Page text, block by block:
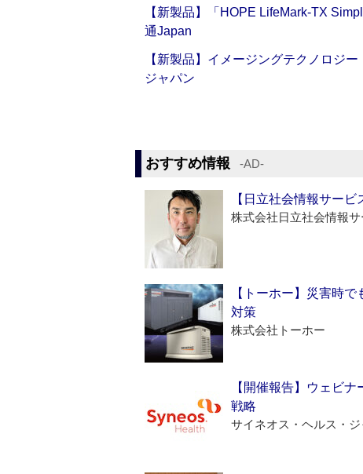
【新製品】「HOPE LifeMark-TX
通Japan
【新製品】イメージングテクノロジ
ジャパン
おすすめ情報 ‐AD‐
【日立社会情報サー
株式会社日立社会情報サ
【トーホー】災害時
対策
株式会社トーホー
【開催報告】ウェビ
戦略
サイネオス・ヘルス・